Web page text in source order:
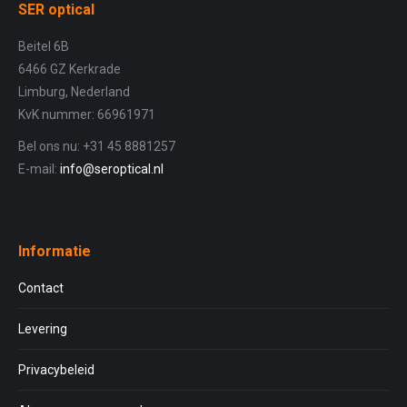
SER optical
Beitel 6B
6466 GZ Kerkrade
Limburg, Nederland
KvK nummer: 66961971
Bel ons nu: +31 45 8881257
E-mail: info@seroptical.nl
Informatie
Contact
Levering
Privacybeleid